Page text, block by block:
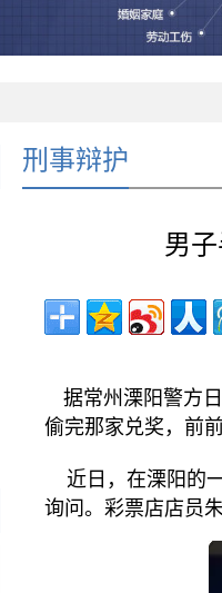
刑事辩护
男
据常州溧阳警方
偷完那家兑奖，前
近日，在溧阳的
询问。彩票店店员